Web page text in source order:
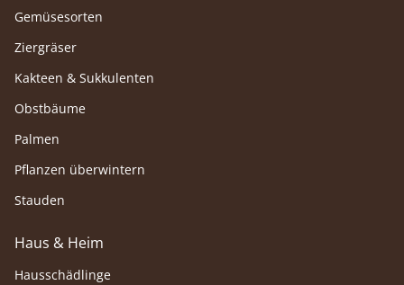
Gemüsesorten
Ziergräser
Kakteen & Sukkulenten
Obstbäume
Palmen
Pflanzen überwintern
Stauden
Haus & Heim
Hausschädlinge